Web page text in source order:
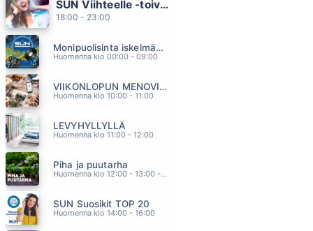
ELOSSA
MÖKKIELÄMÄÄ
PIENEN HETKEN
PERHOSKESA
SUN Viihteelle -toivekonsertti
18:00 - 23:00
Monipuolisinta iskelmää ja parasta poppia
Huomenna klo 00:00 - 09:00
VIIKONLOPUN MENOVINKIT
Huomenna klo 10:00 - 11:00
LEVYHYLLYLLÄ
Huomenna klo 11:00 - 12:00
Piha ja puutarha
Huomenna klo 12:00 - 13:00 - Studiossa: Pinsiön Taimisto
SUN Suosikit TOP 20
Huomenna klo 14:00 - 16:00